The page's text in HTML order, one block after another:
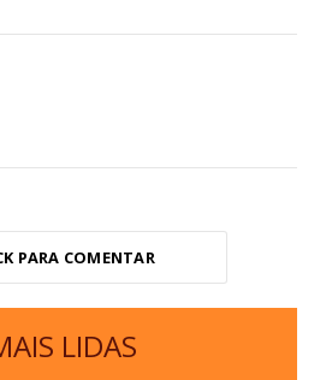
PARA COMENTAR
LIDAS